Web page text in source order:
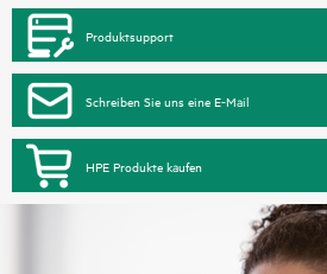
Produktsupport
Schreiben Sie uns eine E-Mail
HPE Produkte kaufen